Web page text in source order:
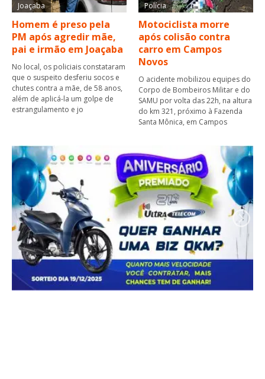
Joaçaba
Homem é preso pela
PM após agredir mãe,
pai e irmão em Joaçaba
No local, os policiais constataram
que o suspeito desferiu socos e
chutes contra a mãe, de 58 anos,
além de aplicá-la um golpe de
estrangulamento e jo
Polícia
Motociclista morre
após colisão contra
carro em Campos
Novos
O acidente mobilizou equipes do
Corpo de Bombeiros Militar e do
SAMU por volta das 22h, na altura
do km 321, próximo à Fazenda
Santa Mônica, em Campos